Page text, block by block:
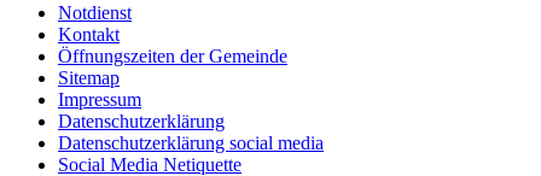
Notdienst
Kontakt
Öffnungszeiten der Gemeinde
Sitemap
Impressum
Datenschutzerklärung
Datenschutzerklärung social media
Social Media Netiquette